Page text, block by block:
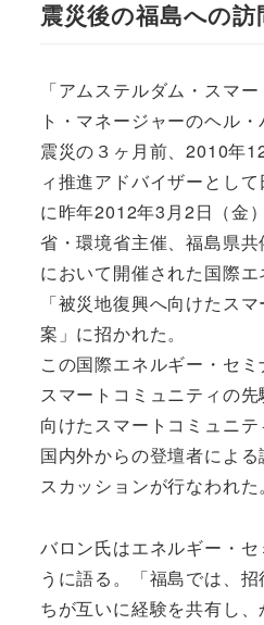
震災後の福島への訪
「アムステルダム・スマ
ト・マネージャーのヘル
震災の３ヶ月前、2010年
ィ推進アドバイザーとし
に昨年2012年3月2日（金
省・環境省主催、福島県
において開催された国際
「被災地復興へ向けたス
案」に招かれた。
この国際エネルギー・セ
スマートコミュニティの
向けたスマートコミュニテ
国内外からの登壇者によ
スカッションが行なわれた。
バロン氏はエネルギー・
うに語る。「福島では、
ちが互いに経験を共有し